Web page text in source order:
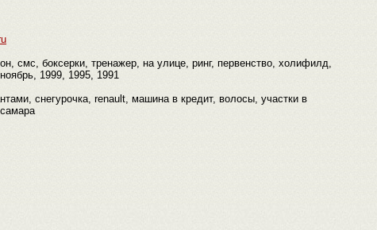
смс, боксерки, тренажер, на улице, ринг, первенство, холифилд,
1999, 1995, 1991
снегурочка, renault, машина в кредит, волосы, участки в